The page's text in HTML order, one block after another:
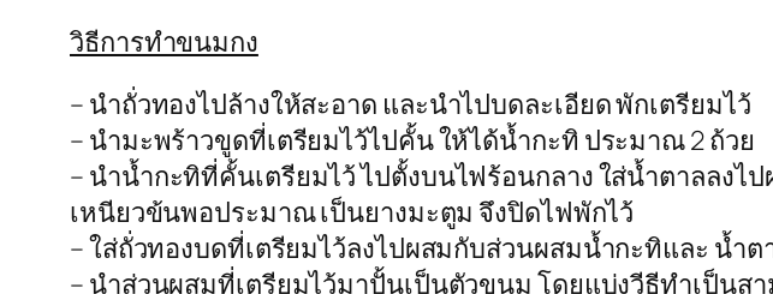
วิธีการทำขนมกง
– นำถั่วทองไปล้างให้สะอาด และนำไปบดละเอียด พักเตรียมไว้
– นำมะพร้าวขูดที่เตรียมไว้ไปคั้น ให้ได้น้ำกะทิ ประมาณ 2 ถ้วย
– นำน้ำกะทิที่คั้นเตรียมไว้ ไปตั้งบนไฟร้อนกลาง ใส่น้ำตาลลงไ
เหนียวข้นพอประมาณ เป็นยางมะตูม จึงปิดไฟพักไว้
– ใส่ถั่วทองบดที่เตรียมไว้ลงไปผสมกับส่วนผสมน้ำกะทิและ น้ำ
– นำส่วนผสมที่เตรียมไว้มาปั้นเป็นตัวขนม โดยแบ่งวีธีทำเป็นส